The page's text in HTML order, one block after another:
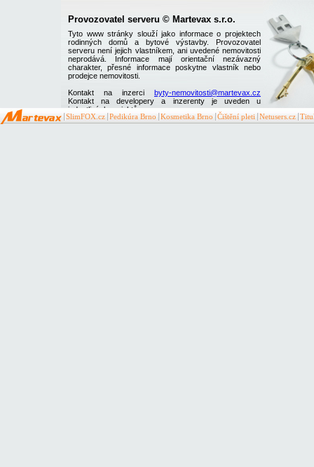
Provozovatel serveru © Martevax s.r.o.
Tyto www stránky slouží jako informace o projektech
rodinných domů a bytové výstavby. Provozovatel
serveru není jejich vlastníkem, ani uvedené nemovitosti
neprodává. Informace mají orientační nezávazný
charakter, přesné informace poskytne vlastník nebo
prodejce nemovitosti.
Kontakt na inzerci byty-nemovitosti@martevax.cz
Kontakt na developery a inzerenty je uveden u
jednotlivých projektů
SlimFOX.cz Pedikúra Brno Kosmetika Brno Čištění pleti Netusers.cz